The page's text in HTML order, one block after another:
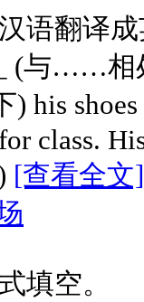
语翻译
(与……相
his
class.
[查看全文]
填空。